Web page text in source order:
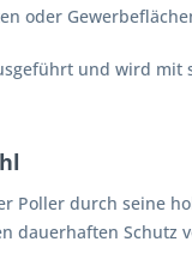
oder
und wird
Poller durch seine
dauerhaften Schutz